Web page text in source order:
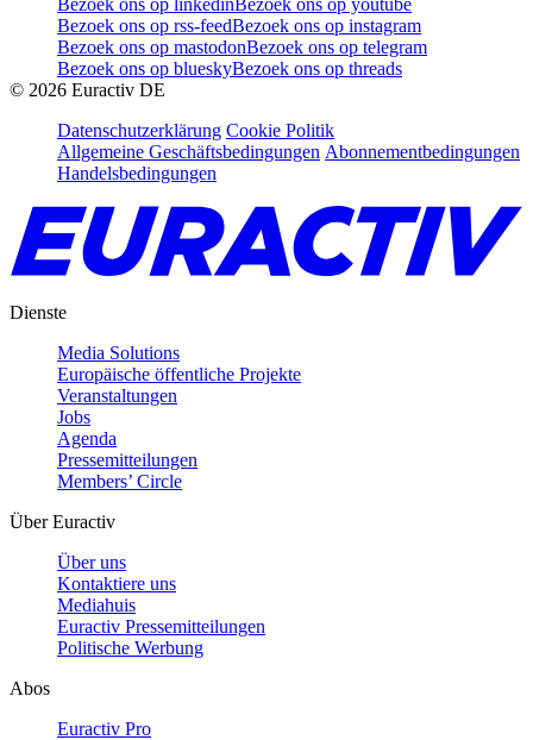
Bezoek ons op rss-feedBezoek ons op instagram
Bezoek ons op mastodonBezoek ons op telegram
Bezoek ons op blueskyBezoek ons op threads
© 2026 Euractiv DE
Datenschutzerklärung Cookie Politik
Allgemeine Geschäftsbedingungen Abonnementbedingungen
Handelsbedingungen
Dienste
Media Solutions
Europäische öffentliche Projekte
Veranstaltungen
Jobs
Agenda
Pressemitteilungen
Members’ Circle
Über Euractiv
Über uns
Kontaktiere uns
Mediahuis
Euractiv Pressemitteilungen
Politische Werbung
Abos
Euractiv Pro